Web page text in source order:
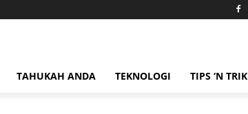
TAHUKAH ANDA TEKNOLOGI TIPS ‘N TRIK